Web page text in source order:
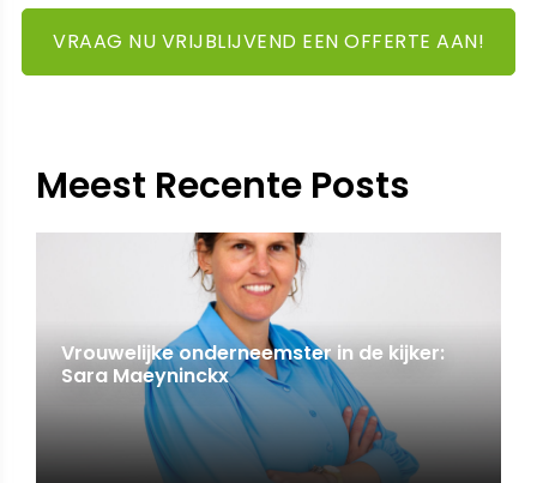
VRAAG NU VRIJBLIJVEND EEN OFFERTE AAN!
Meest Recente Posts
Vrouwelijke onderneemster in de kijker:
Sara Maeyninckx